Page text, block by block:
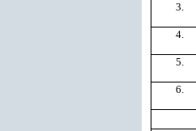
3.
4.
5.
6.